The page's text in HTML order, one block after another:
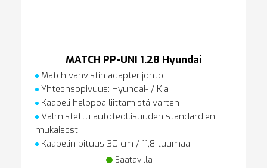
MATCH PP-UNI 1.28 Hyundai
Match vahvistin adapterijohto
Yhteensopivuus: Hyundai- / Kia
Kaapeli helppoa liittämistä varten
Valmistettu autoteollisuuden standardien
mukaisesti
Kaapelin pituus 30 cm / 11,8 tuumaa
Saatavilla